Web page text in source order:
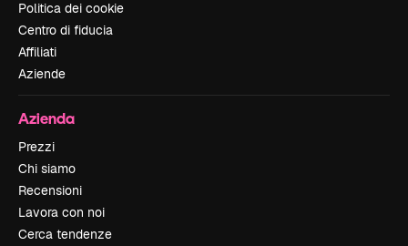
Politica dei cookie
Centro di fiducia
Affiliati
Aziende
Azienda
Prezzi
Chi siamo
Recensioni
Lavora con noi
Cerca tendenze